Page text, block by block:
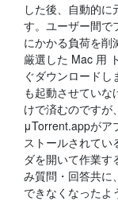
した後、自動的に
す。ユーザー間で
にかかる負荷を削
厳選した Mac 用
ぐダウンロード
も起動させてい
けで済むのですが
μTorrent.appがア
ストールされてい
ダを開いて作業
み質問・回答共に
できなくなった